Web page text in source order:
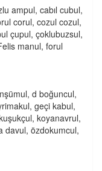
ampul, cabıl cubul,
corul, cozul cozul,
çupul, çoklubuzsul,
manul, forul
d boğuncul,
geçi kabul,
koyanavrul,
davul, özdokumcul,